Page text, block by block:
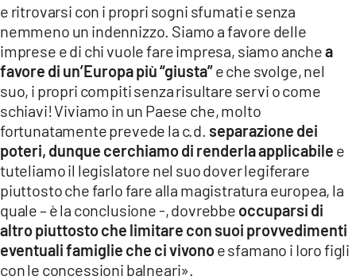
e ritrovarsi con i propri sogni sfumati e senza
nemmeno un indennizzo. Siamo a favore delle
imprese e di chi vuole fare impresa, siamo anchea
favore di un’Europa più “giusta”e che svolge, nel
suo, i propri compiti senza risultare servi o come
schiavi! Viviamo in un Paese che, molto
fortunatamente prevede la c.d. separazione dei
poteri, dunque cerchiamo di renderla applicabile e
tuteliamo il legislatore nel suo dover legiferare
piuttosto che farlo fare alla magistratura europea, la
quale – è la conclusione -, dovrebbe occuparsi di
altro piuttosto che limitare con suoi provvedimenti
eventuali famiglie che ci vivonoe sfamano i Ioro figli
con le concessioni balneari».